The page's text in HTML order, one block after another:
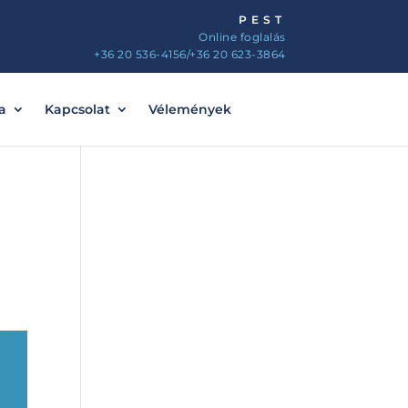
PEST
Online foglalás
+36 20 536-4156/+36 20 623-3864
Kapcsolat Vélemények